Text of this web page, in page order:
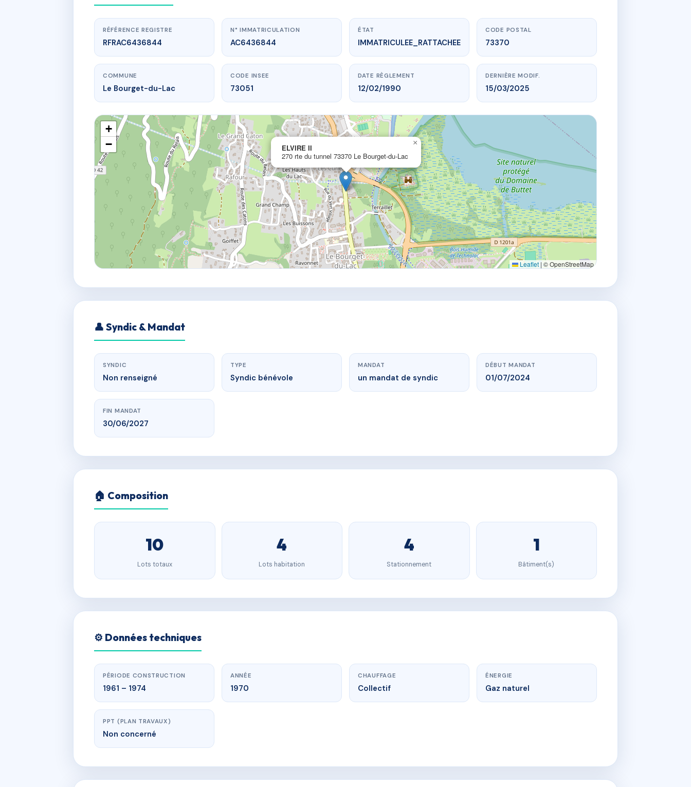
www.vme.plus/AC6436844
ELVIRE II
270 rte du tunnel73370 Le Bourget-du-Lac
RÉFÉRENCE REGISTRE
RFRAC6436844
N° IMMATRICULATION
AC6436844
ÉTAT
IMMATRICULEE_RATTACHEE
CODE POSTAL
73370
COMMUNE
Le Bourget-du-Lac
CODE INSEE
73051
DATE RÈGLEMENT
12/02/1990
DERNIÈRE MODIF.
15/03/2025
ELVIRE II
270 rte du tunnel 73370 Le Bourget-du-Lac
×
+
−
Leaflet | © OpenStreetMap
👤 Syndic & Mandat
SYNDIC
Non renseigné
TYPE
Syndic bénévole
MANDAT
un mandat de syndic
DÉBUT MANDAT
01/07/2024
FIN MANDAT
30/06/2027
🏠 Composition
10
Lots totaux
4
Lots habitation
4
Stationnement
1
Bâtiment(s)
⚙️ Données techniques
PÉRIODE CONSTRUCTION
1961 – 1974
ANNÉE
1970
CHAUFFAGE
Collectif
ÉNERGIE
Gaz naturel
PPT (PLAN TRAVAUX)
Non concerné